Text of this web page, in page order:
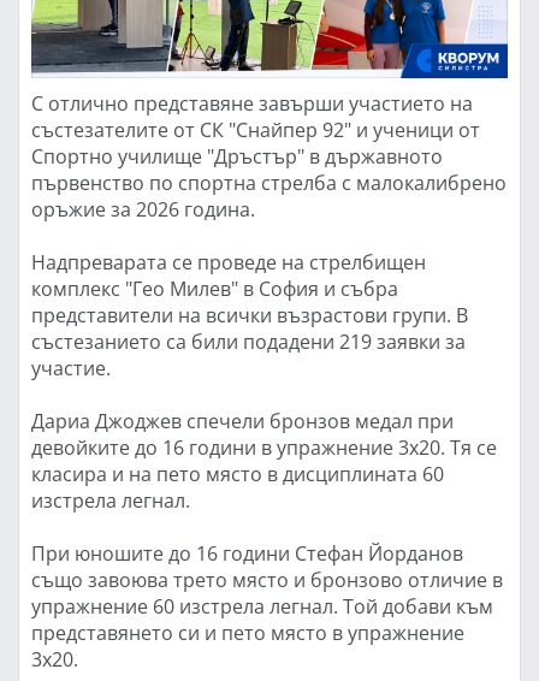
С отлично представяне завърши участието на
състезателите от СК "Снайпер 92" и ученици от
Спортно училище "Дръстър" в държавното
първенство по спортна стрелба с малокалибрено
оръжие за 2026 година.
Надпреварата се проведе на стрелбищен
комплекс "Гео Милев" в София и събра
представители на всички възрастови групи. В
състезанието са били подадени 219 заявки за
участие.
Дариа Джоджев спечели бронзов медал при
девойките до 16 години в упражнение 3х20. Тя се
класира и на пето място в дисциплината 60
изстрела легнал.
При юношите до 16 години Стефан Йорданов
също завоюва трето място и бронзово отличие в
упражнение 60 изстрела легнал. Той добави към
представянето си и пето място в упражнение
3х20.